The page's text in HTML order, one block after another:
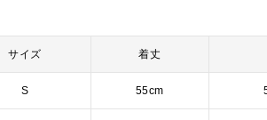
サイズ 着丈
S 55cm